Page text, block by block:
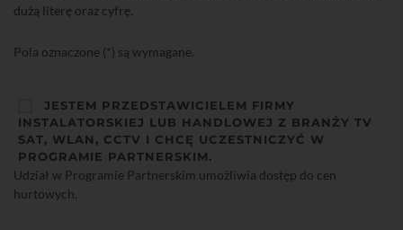
dużą literę oraz cyfrę.
Pola oznaczone (*) są wymagane.
JESTEM PRZEDSTAWICIELEM FIRMY
INSTALATORSKIEJ LUB HANDLOWEJ Z BRANŻY TV
SAT, WLAN, CCTV I CHCĘ UCZESTNICZYĆ W
PROGRAMIE PARTNERSKIM.
Udział w Programie Partnerskim umożliwia dostęp do cen
hurtowych.